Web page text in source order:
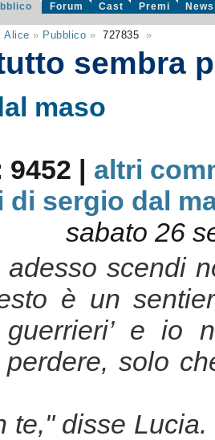
Forum Cast Premi News
Alice » Pubblico » 727835 »
sembra
maso
| altri
di sergio dal
sabato 26
scendi
è un
guerrieri’ e io
solo
te," disse Lucia.